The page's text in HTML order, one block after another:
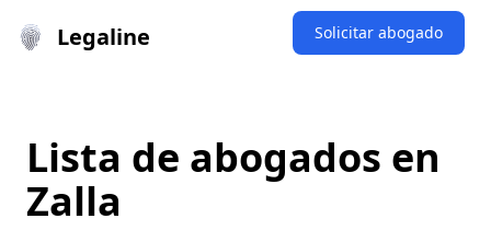
Legaline Solicitar abogado
Lista de abogados en
Zalla